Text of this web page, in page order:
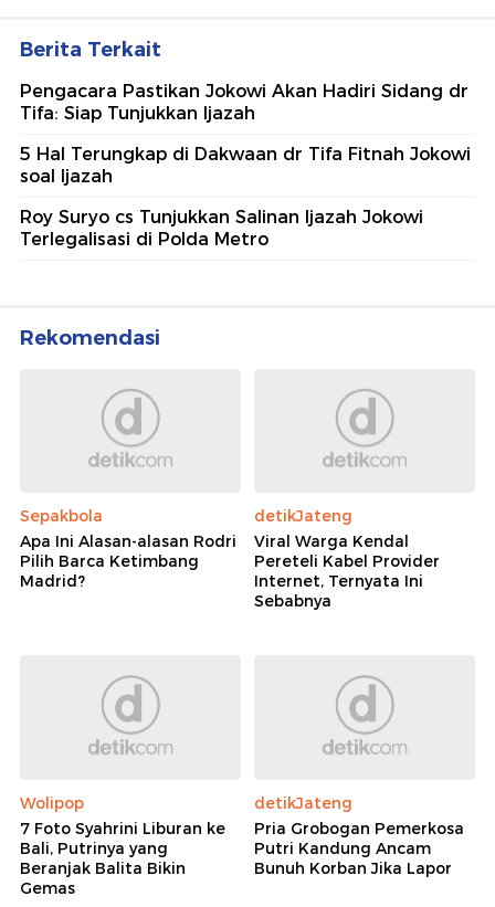
Berita Terkait
Pengacara Pastikan Jokowi Akan Hadiri Sidang dr
Tifa: Siap Tunjukkan Ijazah
5 Hal Terungkap di Dakwaan dr Tifa Fitnah Jokowi
soal Ijazah
Roy Suryo cs Tunjukkan Salinan Ijazah Jokowi
Terlegalisasi di Polda Metro
Rekomendasi
Sepakbola
Apa Ini Alasan-alasan Rodri
Pilih Barca Ketimbang
Madrid?
detikJateng
Viral Warga Kendal
Pereteli Kabel Provider
Internet, Ternyata Ini
Sebabnya
Wolipop
7 Foto Syahrini Liburan ke
Bali, Putrinya yang
Beranjak Balita Bikin
Gemas
detikJateng
Pria Grobogan Pemerkosa
Putri Kandung Ancam
Bunuh Korban Jika Lapor